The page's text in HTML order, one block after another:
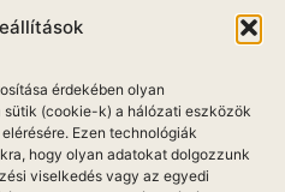
érdekében olyan
(cookie-k) a hálózati eszközök
Ezen technológiák
hogy olyan adatokat dolgozzunk
viselkedés vagy az egyedi
KÓDEX